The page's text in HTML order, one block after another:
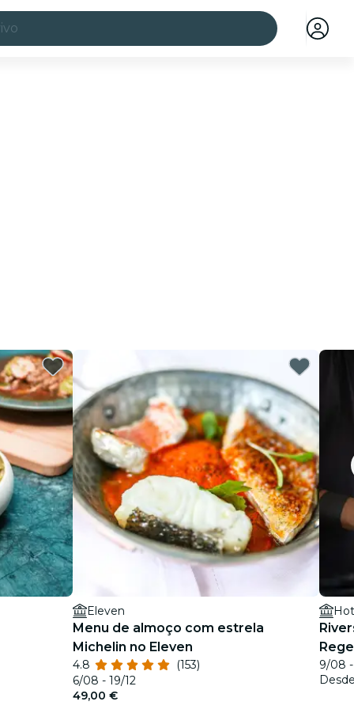
Eleven
Menu de almoço com estrela
Michelin no Eleven
4.8
(153)
6/08 - 19/12
49,00 €
9/08 -